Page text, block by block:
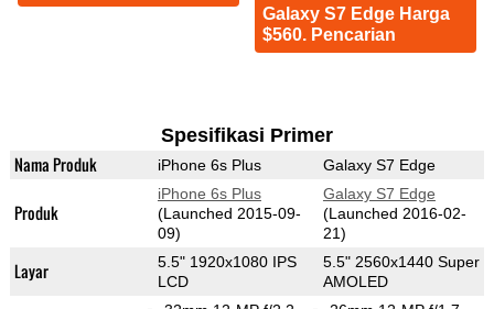
Galaxy S7 Edge Harga
$560. Pencarian
Spesifikasi Primer
Nama Produk iPhone 6s Plus Galaxy S7 Edge
Produk
iPhone 6s Plus
(Launched 2015-09-
09)
Galaxy S7 Edge
(Launched 2016-02-
21)
Layar
5.5" 1920x1080 IPS
LCD
5.5" 2560x1440 Super
AMOLED